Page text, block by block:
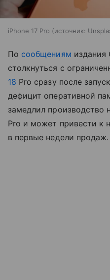
iPhone 17 Pro источник:
По сообщениям издания
столкнуться с
18 Pro сразу после
дефицит оперативной
замедлил производство
Pro и может привести к
в первые недели продаж.